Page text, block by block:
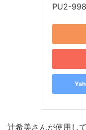
PU2-
辻希美さんが使用し